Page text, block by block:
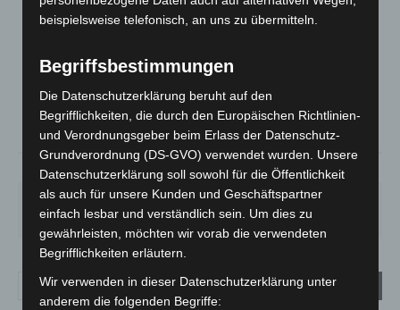
LANGENHAGEN
14.8°
14°
73% 2.2m/s 17%
FR.
25°
SA.
26°
SO.
31°
MO.
35°
beispielsweise telefonisch, an uns zu übermitteln.
Begriffsbestimmungen
Die Datenschutzerklärung beruht auf den
Begrifflichkeiten, die durch den Europäischen Richtlinien-
und Verordnungsgeber beim Erlass der Datenschutz-
Grundverordnung (DS-GVO) verwendet wurden. Unsere
Datenschutzerklärung soll sowohl für die Öffentlichkeit
als auch für unsere Kunden und Geschäftspartner
einfach lesbar und verständlich sein. Um dies zu
gewährleisten, möchten wir vorab die verwendeten
Begrifflichkeiten erläutern.
Wir verwenden in dieser Datenschutzerklärung unter
anderem die folgenden Begriffe: